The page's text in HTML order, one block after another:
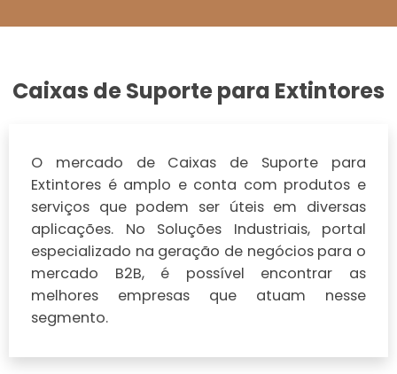
Caixas de Suporte para Extintores
O mercado de Caixas de Suporte para
Extintores é amplo e conta com produtos e
serviços que podem ser úteis em diversas
aplicações. No Soluções Industriais, portal
especializado na geração de negócios para o
mercado B2B, é possível encontrar as
melhores empresas que atuam nesse
segmento.